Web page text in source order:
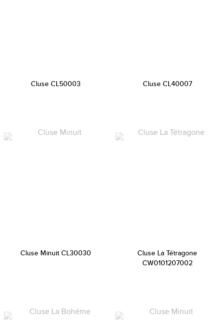
Cluse CL50003 Cluse CL40007
Cluse Minuit CL30030
Cluse La Tétragone
CW0101207002